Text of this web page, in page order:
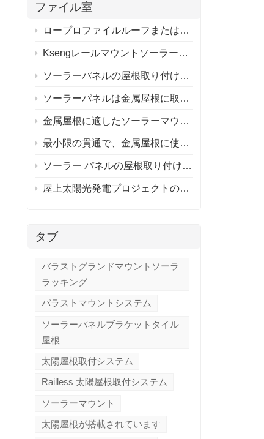
ファイル室
ロープロファイルルーフまたはフラットルーフ用の調整可能なソーラーパネルタイトルマウントブラケット
Ksengレールマウントソーラールーフマウントシステムとレールレスソーラールーフマウントシステム
ソーラーパネルの屋根取り付けシステム
ソーラーパネルは金属屋根に取り付けられますか?
金属屋根に適したソーラーマウントシステムの選び方は？
最小限の貫通で、金属屋根に使用するアルミニウム取り付けシステムを推奨できる人はいますか?
ソーラー パネルの屋根取り付けシステム / ソーラー パネルの屋根はそれだけの価値がありますか?
屋上太陽光発電プロジェクトのレール付きとレールなしの取り付け
タブ
バラストグランドマウントソーラ
ラッキング
バラストマウントシステム
ソーラーパネルブラケットタイル
屋根
太陽屋根取付システム
Railless 太陽屋根取付システム
ソーラーマウント
太陽屋根が搭載されています